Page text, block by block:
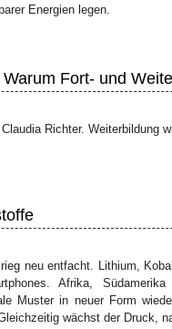
Energien legen.
Fort- und
Richter. Weiterbildung
neu entfacht. Lithium,
Afrika,
Muster in neuer Form
wächst der Druck,